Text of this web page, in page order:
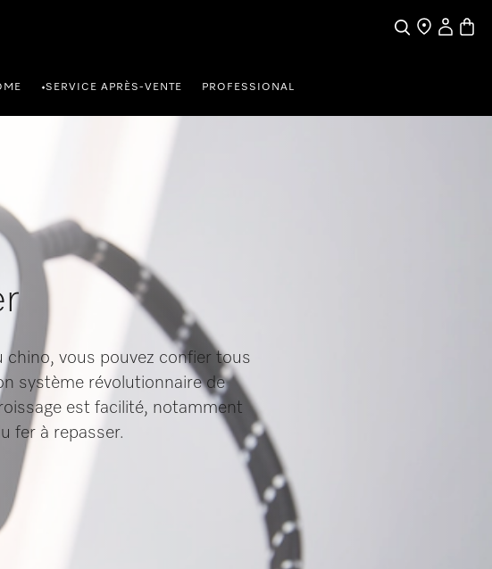
SearchFind a store
My Basket
•SERVICE APRÈS-VENTE PROFESSIONAL
chino, vous pouvez confier tous
système révolutionnaire de
est facilité, notamment
fer à repasser.